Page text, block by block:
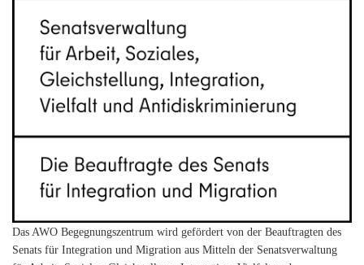
Das AWO Begegnungszentrum wird gefördert von der Beauftragten des
Senats für Integration und Migration aus Mitteln der Senatsverwaltung